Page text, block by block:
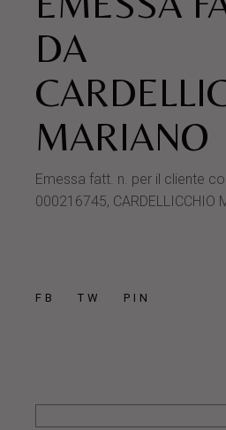
DA
MARIANO
Emessa fatt. n. per il cliente
000216745, CARDELLICCHIO
FB TW PIN